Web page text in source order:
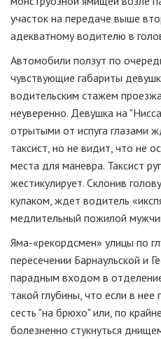
участок на передаче выше
адекватному водителю в
Автомобили ползут по
чувствующие габариты
водительским стажем
неуверенно. Девушка на
отрытыми от испуга глазами
таксист, но не видит, что не
места для маневра. Таксист
жестикулирует. Склонив
кулаком, ждет водитель
медлительный пожилой
Яма-«рекордсмен» улицы по
пересечении Барнаульской и
парадным входом в
такой глубины, что если в
сесть "на брюхо" или, по
болезненно стукнуться